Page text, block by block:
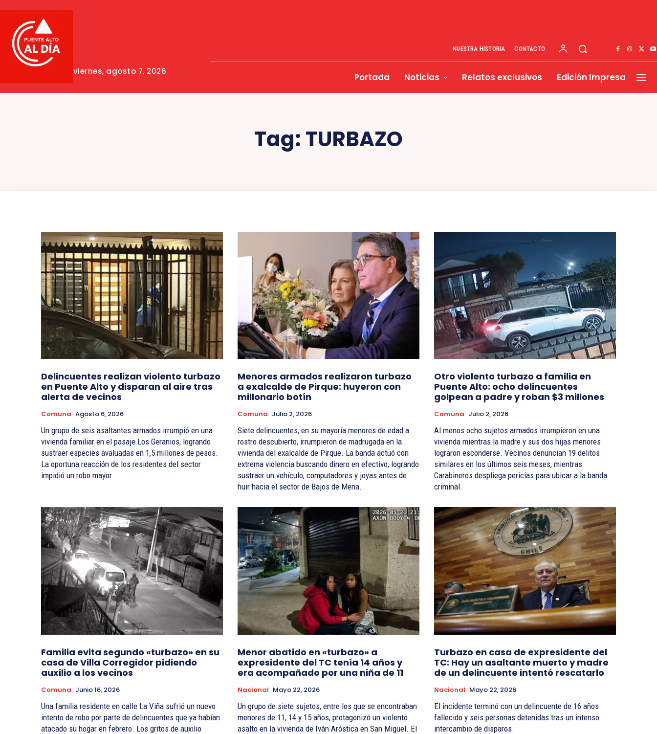
viernes, agosto 7, 2026
NUESTRA HISTORIA CONTACTO
Portada Noticias Relatos exclusivos Edición Impresa
Tag: TURBAZO
Delincuentes realizan violento turbazo
en Puente Alto y disparan al aire tras
alerta de vecinos
Comuna Agosto 6, 2026
Un grupo de seis asaltantes armados irrumpió en una
vivienda familiar en el pasaje Los Geranios, logrando
sustraer especies avaluadas en 1,5 millones de pesos.
La oportuna reacción de los residentes del sector
impidió un robo mayor.
Menores armados realizaron turbazo
a exalcalde de Pirque: huyeron con
millonario botín
Comuna Julio 2, 2026
Siete delincuentes, en su mayoría menores de edad a
rostro descubierto, irrumpieron de madrugada en la
vivienda del exalcalde de Pirque. La banda actuó con
extrema violencia buscando dinero en efectivo, logrando
sustraer un vehículo, computadores y joyas antes de
huir hacia el sector de Bajos de Mena.
Otro violento turbazo a familia en
Puente Alto: ocho delincuentes
golpean a padre y roban $3 millones
Comuna Julio 2, 2026
Al menos ocho sujetos armados irrumpieron en una
vivienda mientras la madre y sus dos hijas menores
lograron esconderse. Vecinos denuncian 19 delitos
similares en los últimos seis meses, mientras
Carabineros despliega pericias para ubicar a la banda
criminal.
Familia evita segundo «turbazo» en su
casa de Villa Corregidor pidiendo
auxilio a los vecinos
Comuna Junio 16, 2026
Una familia residente en calle La Viña sufrió un nuevo
intento de robo por parte de delincuentes que ya habían
atacado su hogar en febrero. Los gritos de auxilio
Menor abatido en «turbazo» a
expresidente del TC tenía 14 años y
era acompañado por una niña de 11
Nacional Mayo 22, 2026
Un grupo de siete sujetos, entre los que se encontraban
menores de 11, 14 y 15 años, protagonizó un violento
asalto en la vivienda de Iván Aróstica en San Miguel. El
Turbazo en casa de expresidente del
TC: Hay un asaltante muerto y madre
de un delincuente intentó rescatarlo
Nacional Mayo 22, 2026
El incidente terminó con un delincuente de 16 años
fallecido y seis personas detenidas tras un intenso
intercambio de disparos.